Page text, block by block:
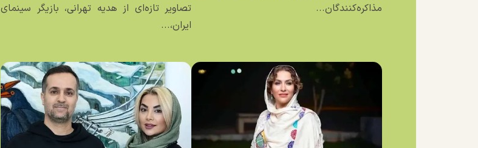
مذاکره‌کنندگان...
تصاویر تازه‌ای از هدیه تهرانی، بازیگر سینمای
ایران،...